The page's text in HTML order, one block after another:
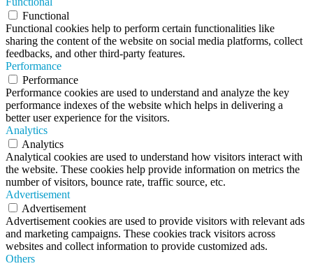
Functional
Functional cookies help to perform certain functionalities like
sharing the content of the website on social media platforms, collect
feedbacks, and other third-party features.
Performance
Performance
Performance cookies are used to understand and analyze the key
performance indexes of the website which helps in delivering a
better user experience for the visitors.
Analytics
Analytics
Analytical cookies are used to understand how visitors interact with
the website. These cookies help provide information on metrics the
number of visitors, bounce rate, traffic source, etc.
Advertisement
Advertisement
Advertisement cookies are used to provide visitors with relevant ads
and marketing campaigns. These cookies track visitors across
websites and collect information to provide customized ads.
Others